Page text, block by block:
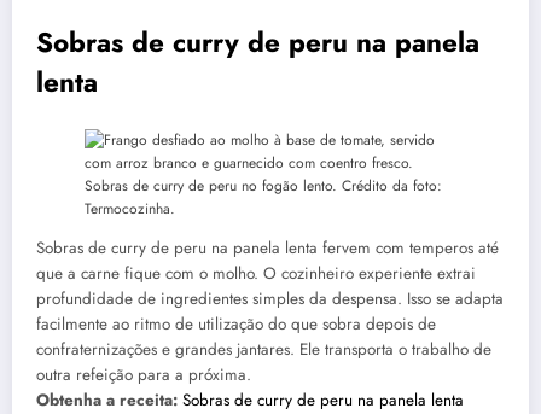
Sobras de curry de peru na panela
lenta
Sobras de curry de peru no fogão lento. Crédito da foto:
Termocozinha.
Sobras de curry de peru na panela lenta fervem com temperos até
que a carne fique com o molho. O cozinheiro experiente extrai
profundidade de ingredientes simples da despensa. Isso se adapta
facilmente ao ritmo de utilização do que sobra depois de
confraternizações e grandes jantares. Ele transporta o trabalho de
outra refeição para a próxima.
Obtenha a receita: Sobras de curry de peru na panela lenta